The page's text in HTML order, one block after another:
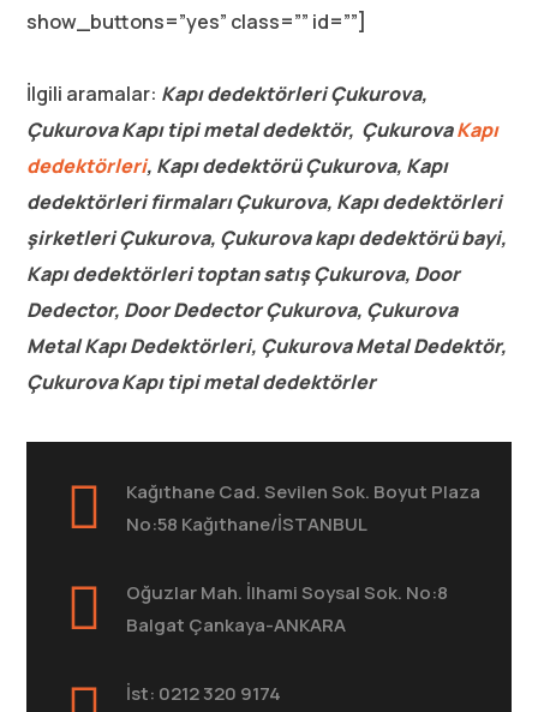
show_buttons=”yes” class=”” id=””]
İlgili aramalar: Kapı dedektörleri Çukurova,
Çukurova Kapı tipi metal dedektör, ÇukurovaKapı
dedektörleri, Kapı dedektörü Çukurova, Kapı
dedektörleri firmaları Çukurova, Kapı dedektörleri
şirketleri Çukurova, Çukurova kapı dedektörü bayi,
Kapı dedektörleri toptan satış Çukurova, Door
Dedector, Door Dedector Çukurova, Çukurova
Metal Kapı Dedektörleri, Çukurova Metal Dedektör,
Çukurova Kapı tipi metal dedektörler
Kağıthane Cad. Sevilen Sok. Boyut Plaza
No:58 Kağıthane/İSTANBUL
Oğuzlar Mah. İlhami Soysal Sok. No:8
Balgat Çankaya-ANKARA
İst: 0212 320 9174